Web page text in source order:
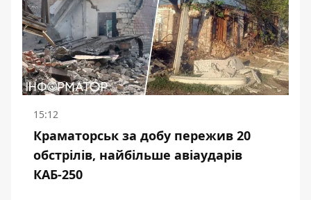
15:12
Краматорськ за добу пережив 20
обстрілів, найбільше авіаударів
КАБ-250